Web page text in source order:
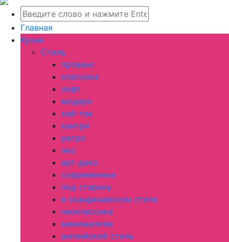
Главная
Кухни
Стиль
прованс
классика
лофт
модерн
хай-тек
кантри
ретро
эко
арт-деко
современные
под старину
в скандинавском стиле
неоклассика
минимализм
английский стиль